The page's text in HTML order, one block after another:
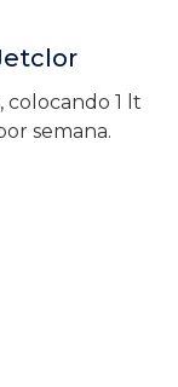
colocando 1 lt
semana.